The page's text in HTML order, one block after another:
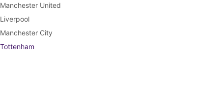
Manchester United
Liverpool
Manchester City
Tottenham